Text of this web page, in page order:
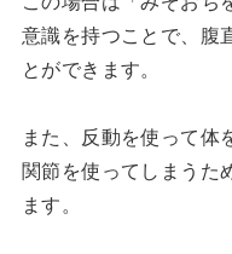
意識を持つことで、腹
とができます。
また、反動を使って体
関節を使ってしまうた
ます。